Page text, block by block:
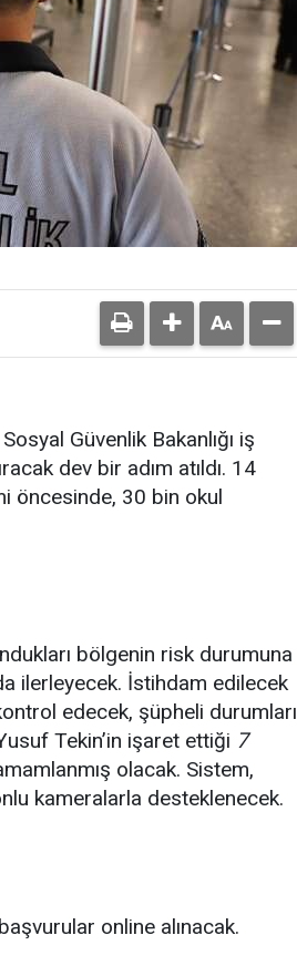
Güvenlik Bakanlığı iş
dev bir adım atıldı. 14
öncesinde, 30 bin okul
bölgenin risk durumuna
ilerleyecek. İstihdam edilecek
edecek, şüpheli durumları
Tekin’in işaret ettiği 7
olacak. Sistem,
kameralarla desteklenecek.
online alınacak.